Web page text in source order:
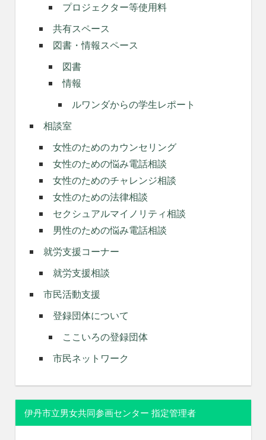
プロジェクター等使用料
共有スペース
図書・情報スペース
図書
情報
ルワンダからの学生レポート
相談室
女性のためのカウンセリング
女性のための悩み電話相談
女性のためのチャレンジ相談
女性のための法律相談
セクシュアルマイノリティ相談
男性のための悩み電話相談
就労支援コーナー
就労支援相談
市民活動支援
登録団体について
ここいろの登録団体
市民ネットワーク
伊丹市立男女共同参画センター 指定管理者